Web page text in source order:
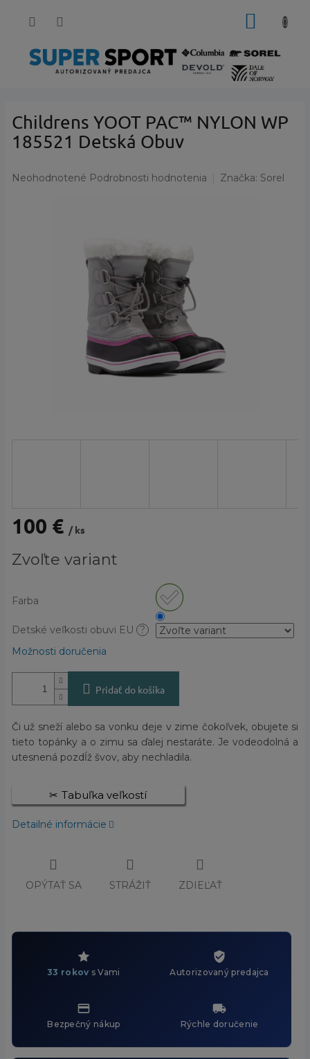
Childrens YOOT PAC™ NYLON WP
185521 Detská Obuv
Priemerné
Neohodnotené Podrobnosti hodnotenia Značka: Sorel
100 € / ks
cena:
Zvoľte variant
Farba
Detské veľkosti obuvi EU ?
Možnosti doručenia
Pridať do košíka
Či už sneží alebo sa vonku deje v zime čokoľvek, obujete si
tieto topánky a o zimu sa ďalej nestaráte. Je vodeodolná a
utesnená pozdĺž švov, aby nechladila.
Tabuľka veľkostí
Detailné informácie
OPÝTAŤ SA STRÁŽIŤ ZDIEĽAŤ
33 rokov s Vami Autorizovaný predajca
Bezpečný nákup Rýchle doručenie